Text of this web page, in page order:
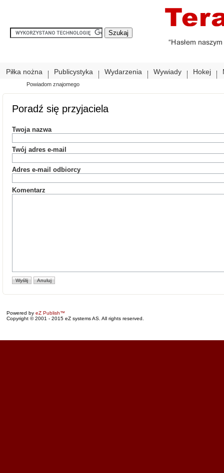
Piłka nożna Publicystyka Wydarzenia Wywiady Hokej
Powiadom znajomego
Poradź się przyjaciela
Twoja nazwa
Twój adres e-mail
Adres e-mail odbiorcy
Komentarz
Powered by eZ Publish™
Copyright © 2001 - 2015 eZ systems AS. All rights reserved.